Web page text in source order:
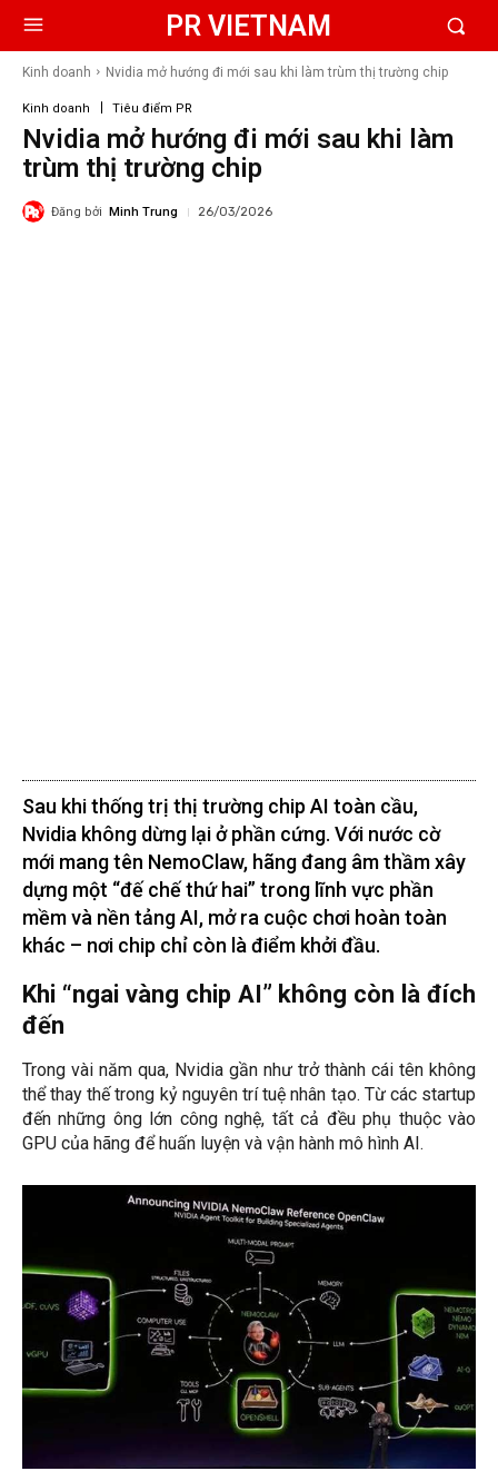
PR VIETNAM
Kinh doanh Nvidia mở hướng đi mới sau khi làm trùm thị trường chip
Kinh doanh Tiêu điểm PR
Nvidia mở hướng đi mới sau khi làm
trùm thị trường chip
Đăng bởi Minh Trung 26/03/2026
Sau khi thống trị thị trường chip AI toàn cầu,
Nvidia không dừng lại ở phần cứng. Với nước cờ
mới mang tên NemoClaw, hãng đang âm thầm xây
dựng một “đế chế thứ hai” trong lĩnh vực phần
mềm và nền tảng AI, mở ra cuộc chơi hoàn toàn
khác – nơi chip chỉ còn là điểm khởi đầu.
Khi “ngai vàng chip AI” không còn là đích
đến
Trong vài năm qua, Nvidia gần như trở thành cái tên không
thể thay thế trong kỷ nguyên trí tuệ nhân tạo. Từ các startup
đến những ông lớn công nghệ, tất cả đều phụ thuộc vào
GPU của hãng để huấn luyện và vận hành mô hình AI.